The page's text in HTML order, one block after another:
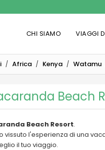
CHI SIAMO VIAGGI
Africa Kenya Watamu
Beach
Beach Resort.
vissuto l'esperienza di una
il tuo viaggio.